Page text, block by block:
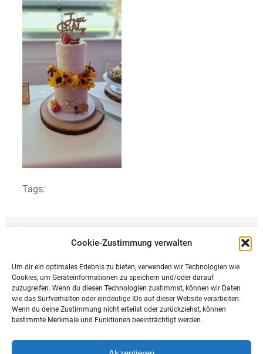
Cookie-Zustimmung verwalten
Um dir ein optimales Erlebnis zu bieten, verwenden wir Technologien wie
Cookies, um Geräteinformationen zu speichern und/oder darauf
zuzugreifen. Wenn du diesen Technologien zustimmst, können wir Daten
wie das Surfverhalten oder eindeutige IDs auf dieser Website verarbeiten.
Wenn du deine Zustimmung nicht erteilst oder zurückziehst, können
bestimmte Merkmale und Funktionen beeinträchtigt werden.
Tags:
Previous article
Galerie